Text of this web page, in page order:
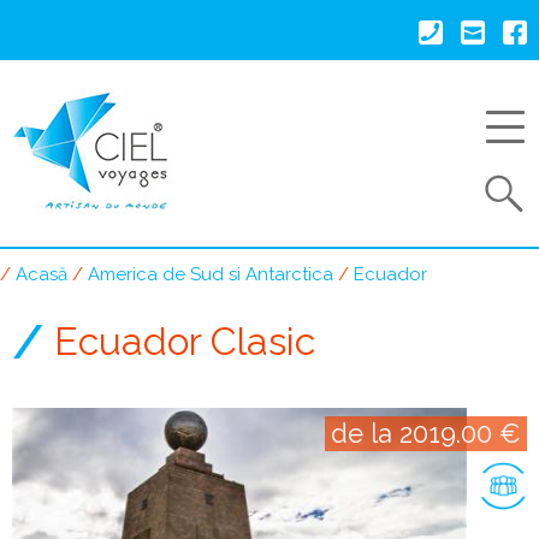
conţinutul
Acasă America de Sud si Antarctica Ecuador
Ecuador Clasic
de la 2019.00 €